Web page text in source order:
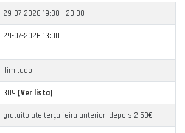
29-07-2026 19:00 - 20:00
29-07-2026 13:00
Ilimitado
309 [Ver lista]
gratuito até terça feira anterior, depois 2,50€